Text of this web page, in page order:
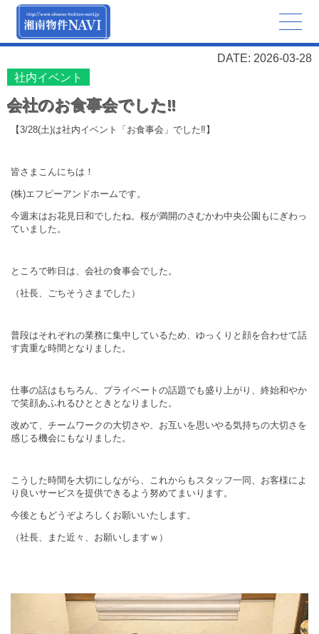
DATE: 2026-03-28
社内イベント
会社のお食事会でした‼
【3/28(土)は社内イベント「お食事会」でした‼】
皆さまこんにちは！
(株)エフピーアンドホームです。
今週末はお花見日和でしたね。桜が満開のさむかわ中央公園もにぎわっ
ていました。
ところで昨日は、会社の食事会でした。
（社長、ごちそうさまでした）
普段はそれぞれの業務に集中しているため、ゆっくりと顔を合わせて話
す貴重な時間となりました。
仕事の話はもちろん、プライベートの話題でも盛り上がり、終始和やか
で笑顔あふれるひとときとなりました。
改めて、チームワークの大切さや、お互いを思いやる気持ちの大切さを
感じる機会にもなりました。
こうした時間を大切にしながら、これからもスタッフ一同、お客様によ
り良いサービスを提供できるよう努めてまいります。
今後ともどうぞよろしくお願いいたします。
（社長、また近々、お願いしますｗ）